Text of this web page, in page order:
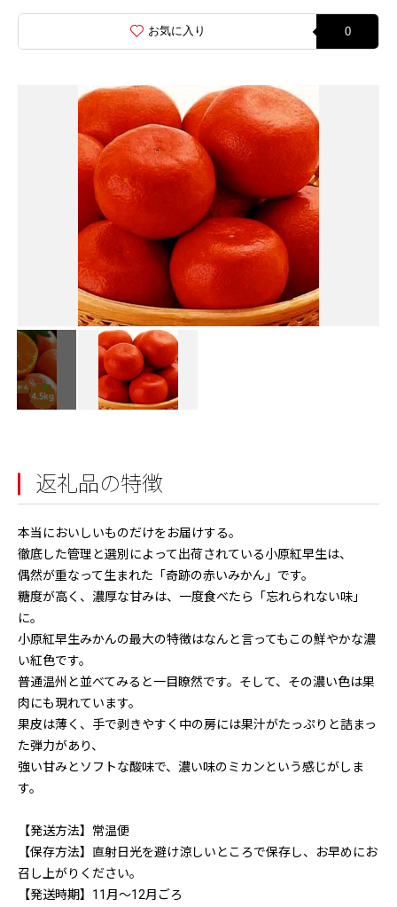
お気に入り 0
返礼品の特徴
本当においしいものだけをお届けする。
徹底した管理と選別によって出荷されている小原紅早生は、
偶然が重なって生まれた「奇跡の赤いみかん」です。
糖度が高く、濃厚な甘みは、一度食べたら「忘れられない味」
に。
小原紅早生みかんの最大の特徴はなんと言ってもこの鮮やかな濃
い紅色です。
普通温州と並べてみると一目瞭然です。そして、その濃い色は果
肉にも現れています。
果皮は薄く、手で剥きやすく中の房には果汁がたっぷりと詰まっ
た弾力があり、
強い甘みとソフトな酸味で、濃い味のミカンという感じがしま
す。
【発送方法】常温便
【保存方法】直射日光を避け涼しいところで保存し、お早めにお
召し上がりください。
【発送時期】11月～12月ごろ